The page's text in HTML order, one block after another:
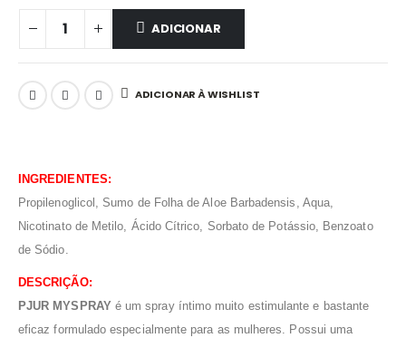
ADICIONAR
ADICIONAR À WISHLIST
INGREDIENTES:
Propilenoglicol, Sumo de Folha de Aloe Barbadensis, Aqua,
Nicotinato de Metilo, Ácido Cítrico, Sorbato de Potássio, Benzoato
de Sódio.
DESCRIÇÃO:
PJUR MYSPRAYé um spray íntimo muito estimulante e bastante
eficaz formulado especialmente para as mulheres. Possui uma